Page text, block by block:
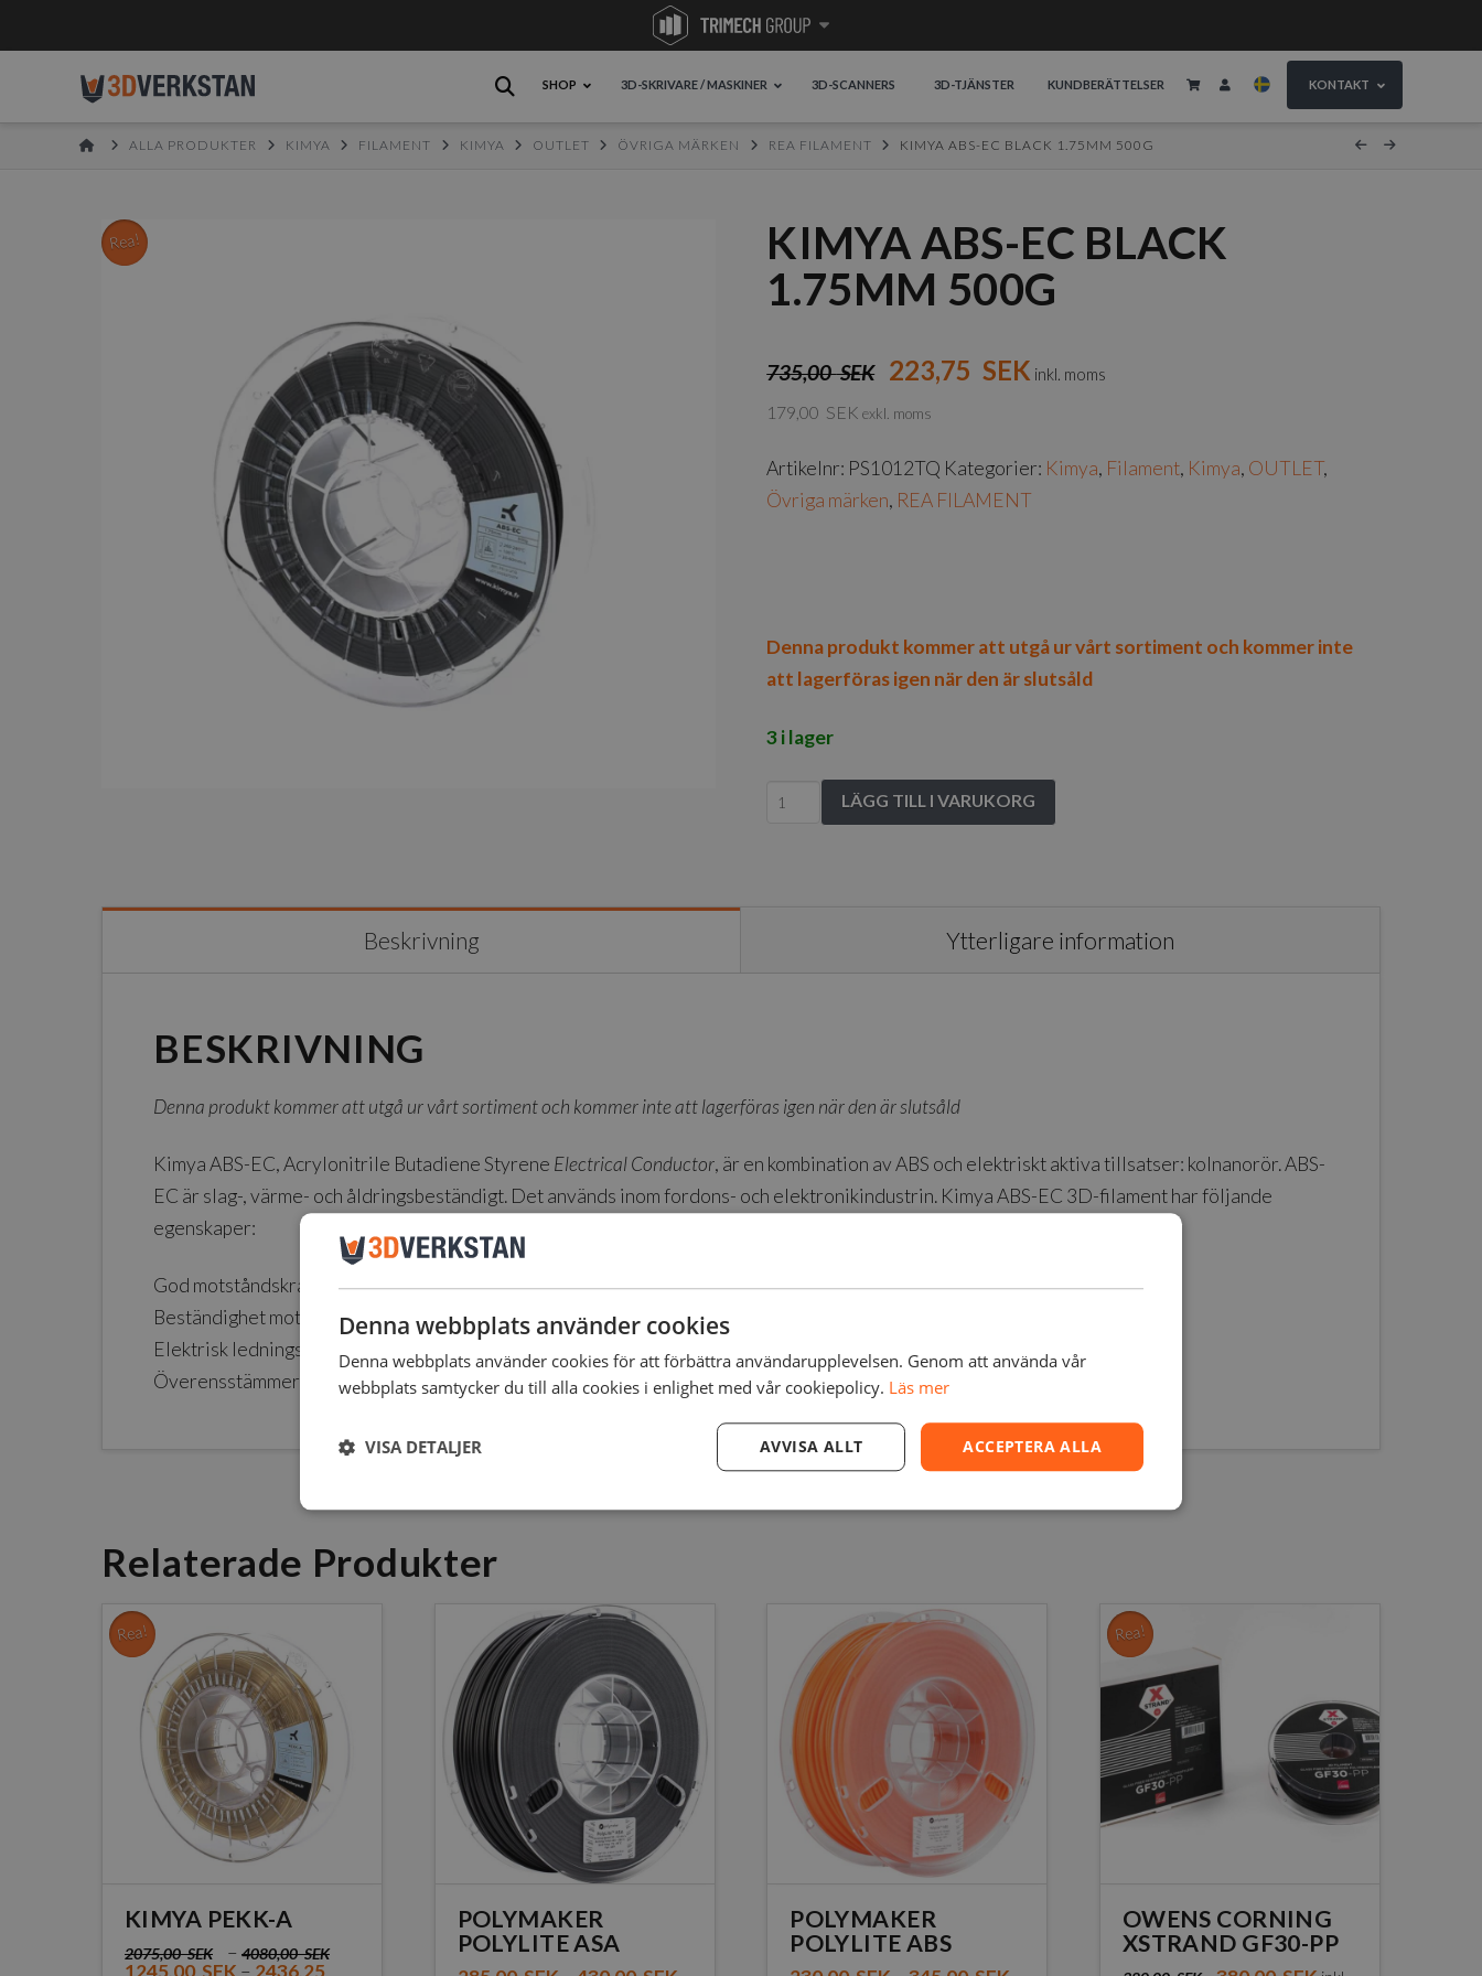
SHOP 3D-SKRIVARE / MASKINER 3D-SCANNERS 3D-TJÄNSTER KUNDBERÄTTELSER KONTAKT
HOMEALLA PRODUKTER KIMYA FILAMENT KIMYA OUTLET ÖVRIGA MÄRKEN REA FILAMENT KIMYA ABS-EC BLACK 1.75MM 500G
Rea!
KIMYA ABS-EC BLACK
1.75MM 500G
735,00SEK 223,75 SEK inkl. moms
179,00 SEK exkl. moms
Artikelnr: PS1012TQ Kategorier: Kimya, Filament, Kimya, OUTLET,
Övriga märken, REA FILAMENT
Denna produkt kommer att utgå ur vårt sortiment och kommer inte
att lagerföras igen när den är slutsåld
3 i lager
Kimya
LÄGG TILL I VARUKORG
Beskrivning Ytterligare information
BESKRIVNING
Denna produkt kommer att utgå ur vårt sortiment och kommer inte att lagerföras igen när den är slutsåld
Kimya ABS-EC, Acrylonitrile Butadiene Styrene Electrical Conductor, är en kombination av ABS och elektriskt aktiva tillsatser: kolnanorör. ABS-
EC är slag-, värme- och åldringsbeständigt. Det används inom fordons- och elektronikindustrin. Kimya ABS-EC 3D-filament har följande
egenskaper:
God motståndskraft mot slag och stötar
Beständighet mot höga temperaturer
Elektrisk ledningsförmåga
Överensstämmer med REACH-standarden
Relaterade Produkter
Rea!
KIMYA PEKK-A
2075,00SEK – 4080,00SEK
1245,00 SEK – 2436,25
POLYMAKER
POLYLITE ASA
POLYMAKER
POLYLITE ABS
Rea!
OWENS CORNING
XSTRAND GF30-PP
Denna webbplats använder cookies
Denna webbplats använder cookies för att förbättra användarupplevelsen. Genom att använda vår
webbplats samtycker du till alla cookies i enlighet med vår cookiepolicy. Läs mer
ACCEPTERA ALLA
AVVISA ALLT
VISA DETALJER